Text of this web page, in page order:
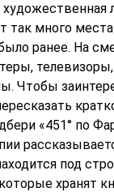
художественная
так много
ранее. На
Чтобы
«451° по
под
хранят